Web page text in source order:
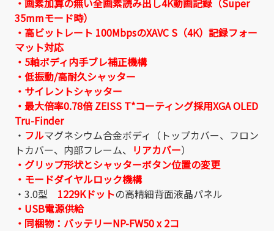
35mmモード時）
・高ビットレート 100MbpsのXAVC S（4K）記録フォー
マット対応
・5軸ボディ内手ブレ補正機構
・低振動/高耐久シャッター
・サイレントシャッター
・最大倍率0.78倍 ZEISS T*コーティング採用XGA OLED
Tru-Finder
・ フルマグネシウム合金ボディ（トップカバー、フロン
トカバー、内部フレーム、 リアカバー）
・グリップ形状とシャッターボタン位置の変更
・モードダイヤルロック機構
・3.0型 1229Kドットの高精細背面液晶パネル
・USB電源供給
・同梱物：バッテリーNP-FW50 x 2コ